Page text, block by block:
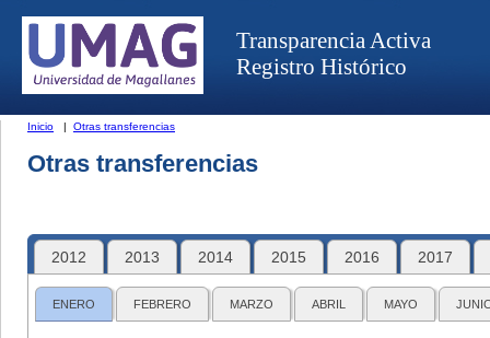
Transparencia Activa
Registro Histórico
Inicio | Otras transferencias
Otras transferencias
2012 2013 2014 2015 2016 2017
ENERO FEBRERO MARZO ABRIL MAYO